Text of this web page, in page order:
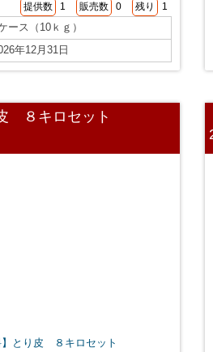
提供数 1 販売数 0 残り 1
ース（10ｋｇ）
年12月31日
８キロセット